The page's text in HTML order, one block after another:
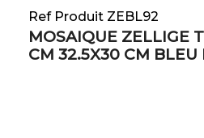
Ref Produit ZEBL92
MOSAIQUE ZELLIGE
CM 32.5X30 CM BLEU